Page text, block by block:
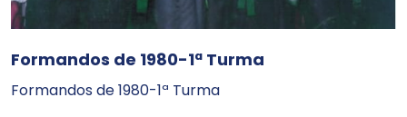
Formandos de 1980-1ª Turma
Formandos de 1980-1ª Turma